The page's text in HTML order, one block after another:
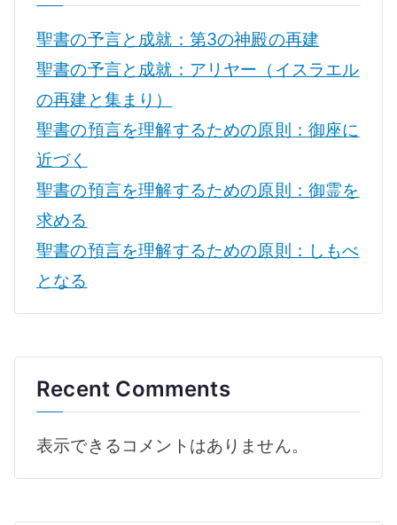
聖書の予言と成就：第3の神殿の再建
聖書の予言と成就：アリヤー（イスラエル
の再建と集まり）
聖書の預言を理解するための原則：御座に
近づく
聖書の預言を理解するための原則：御霊を
求める
聖書の預言を理解するための原則：しもべ
となる
Recent Comments
表示できるコメントはありません。